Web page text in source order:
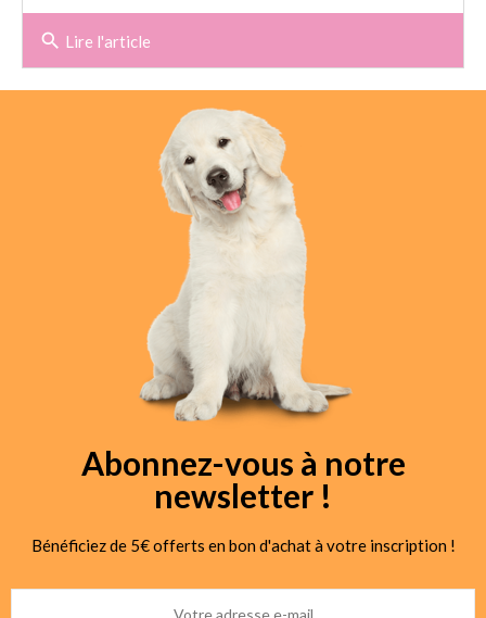
search Lire l'article
Abonnez-vous à notre
newsletter !
Bénéficiez de 5€ offerts en bon d'achat à votre inscription !